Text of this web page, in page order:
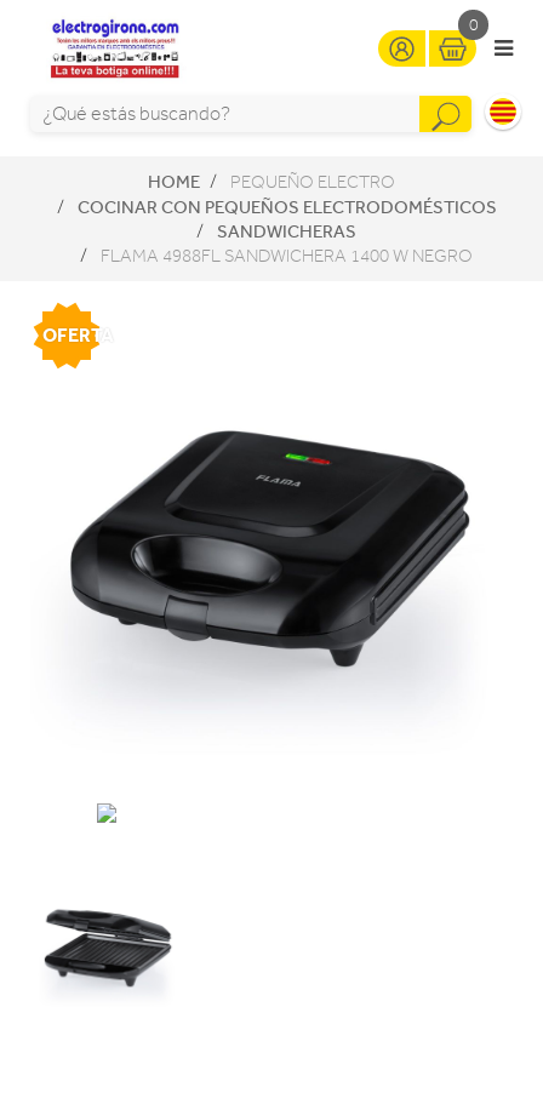
0
HOME PEQUEÑO ELECTRO
COCINAR CON PEQUEÑOS ELECTRODOMÉSTICOS
SANDWICHERAS
FLAMA 4988FL SANDWICHERA 1400 W NEGRO
OFERTA